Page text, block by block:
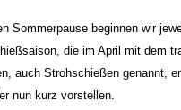
Sommerpause beginnen wir
die im April mit dem
auch Strohschießen genannt,
nun kurz vorstellen.